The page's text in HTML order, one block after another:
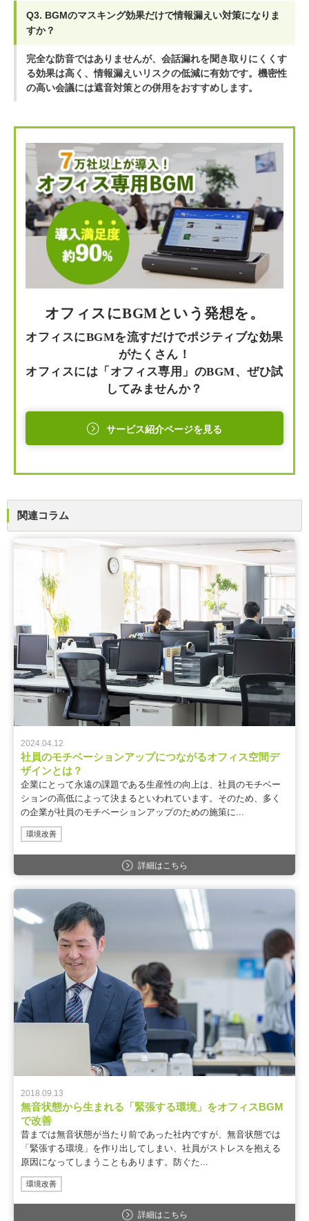
Q3. BGMのマスキング効果だけで情報漏えい対策になりま
すか？
完全な防音ではありませんが、会話漏れを聞き取りにくくす
る効果は高く、情報漏えいリスクの低減に有効です。機密性
の高い会議には遮音対策との併用をおすすめします。
オフィスにBGMという発想を。
オフィスにBGMを流すだけでポジティブな効果
がたくさん！
オフィスには「オフィス専用」のBGM、ぜひ試
してみませんか？
サービス紹介ページを見る
関連コラム
2024.04.12
社員のモチベーションアップにつながるオフィス空間デ
ザインとは？
企業にとって永遠の課題である生産性の向上は、社員のモチベー
ションの高低によって決まるといわれています。そのため、多く
の企業が社員のモチベーションアップのための施策に...
環境改善
詳細はこちら
2018.09.13
無音状態から生まれる「緊張する環境」をオフィスBGM
で改善
昔までは無音状態が当たり前であった社内ですが、無音状態では
「緊張する環境」を作り出してしまい、社員がストレスを抱える
原因になってしまうこともあります。防ぐた...
環境改善
詳細はこちら